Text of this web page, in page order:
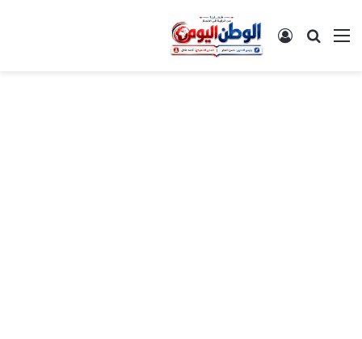
القائمةبحث عن تسجيل الدخول